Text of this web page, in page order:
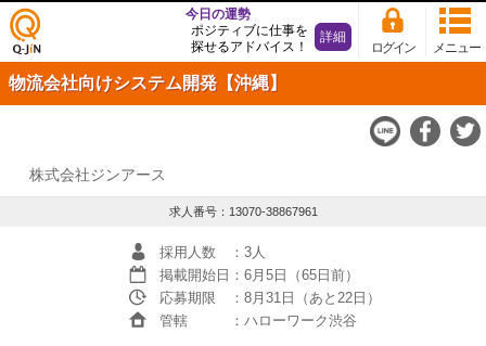
仕事
探し
の求
Q-JiN
メニュー
ログイン
今日の運勢
ポジティブに仕事を
探せるアドバイス！
詳細
物流会社向けシステム開発【沖縄】
株式会社ジンアース
求人番号：13070-38867961
採用人数
：3人
掲載開始日 ：6月5日（65日前）
応募期限
：8月31日（あと22日）
管轄
：ハローワーク渋谷